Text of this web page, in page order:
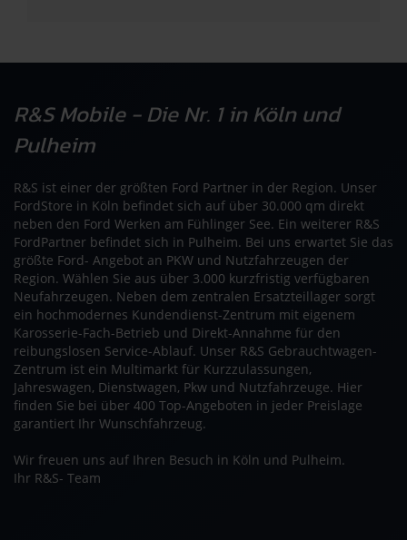
R&S Mobile - Die Nr. 1 in Köln und
Pulheim
R&S ist einer der größten Ford Partner in der Region. Unser
FordStore in Köln befindet sich auf über 30.000 qm direkt
neben den Ford Werken am Fühlinger See. Ein weiterer R&S
FordPartner befindet sich in Pulheim. Bei uns erwartet Sie das
größte Ford- Angebot an PKW und Nutzfahrzeugen der
Region. Wählen Sie aus über 3.000 kurzfristig verfügbaren
Neufahrzeugen. Neben dem zentralen Ersatzteillager sorgt
ein hochmodernes Kundendienst-Zentrum mit eigenem
Karosserie-Fach-Betrieb und Direkt-Annahme für den
reibungslosen Service-Ablauf. Unser R&S Gebrauchtwagen-
Zentrum ist ein Multimarkt für Kurzzulassungen,
Jahreswagen, Dienstwagen, Pkw und Nutzfahrzeuge. Hier
finden Sie bei über 400 Top-Angeboten in jeder Preislage
garantiert Ihr Wunschfahrzeug.
Wir freuen uns auf Ihren Besuch in Köln und Pulheim.
Ihr R&S- Team